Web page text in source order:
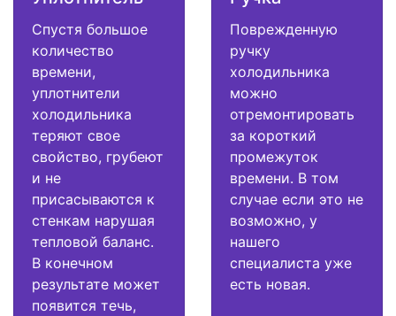
Спустя большое
количество
времени,
уплотнители
холодильника
теряют свое
свойство, грубеют
и не
присасываются к
стенкам нарушая
тепловой баланс.
В конечном
результате может
появится течь,
Поврежденную
ручку
холодильника
можно
отремонтировать
за короткий
промежуток
времени. В том
случае если это не
возможно, у
нашего
специалиста уже
есть новая.